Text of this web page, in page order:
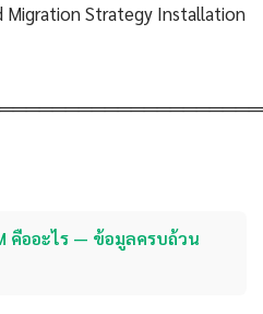
Migration Strategy Installation
คืออะไร — ข้อมูลครบถ้วน